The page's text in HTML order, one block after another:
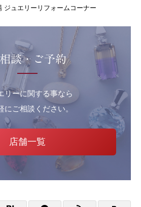
ュエリーリフォームコーナー
談・ご予約
リーに関する事なら
にご相談ください。
店舗一覧